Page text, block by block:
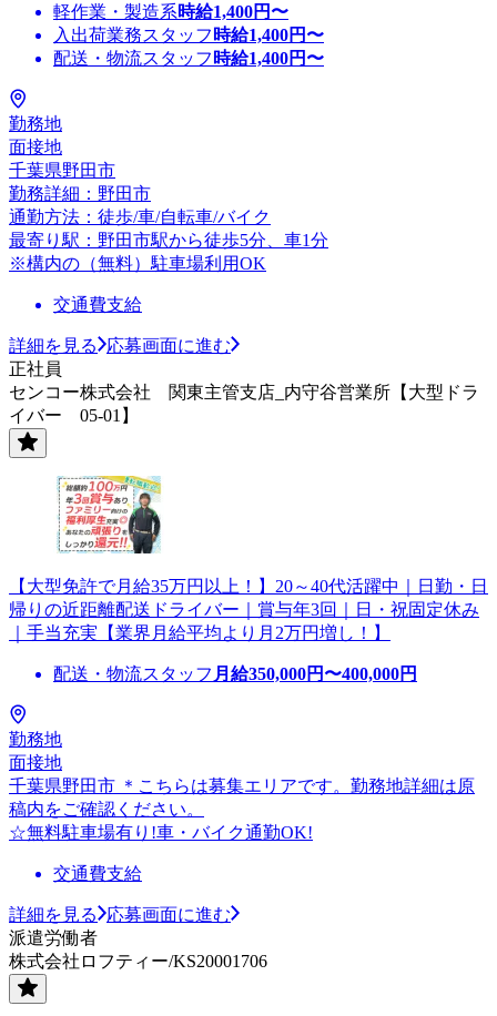
軽作業・製造系時給1,400円〜
入出荷業務スタッフ 時給1,400円〜
配送・物流スタッフ 時給1,400円〜
勤務地
面接地
千葉県野田市
勤務詳細：野田市
通勤方法：徒歩/車/自転車/バイク
最寄り駅：野田市駅から徒歩5分、車1分
※構内の（無料）駐車場利用OK
交通費支給
詳細を見る
応募画面に進む
正社員
センコー株式会社 関東主管支店_内守谷営業所【大型ドラ
イバー 05-01】
【大型免許で月給35万円以上！】20～40代活躍中｜日勤・日
帰りの近距離配送ドライバー｜賞与年3回｜日・祝固定休み
｜手当充実【業界月給平均より月2万円増し！】
配送・物流スタッフ 月給350,000円〜400,000円
勤務地
面接地
千葉県野田市 ＊こちらは募集エリアです。勤務地詳細は原
稿内をご確認ください。
☆無料駐車場有り!車・バイク通勤OK!
交通費支給
詳細を見る
応募画面に進む
派遣労働者
株式会社ロフティー/KS20001706